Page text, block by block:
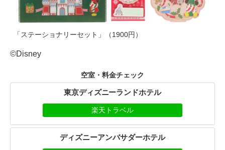
「ステーショナリーセット」（1900円）
©Disney
空室・料金チェック
東京ディズニーランドホテル
楽天トラベル
ディズニーアンバサダーホテル